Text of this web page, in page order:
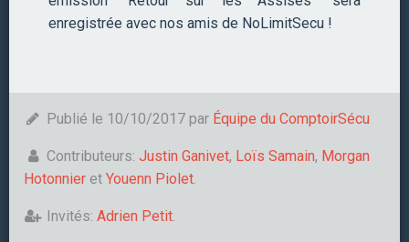
enregistrée avec nos amis de NoLimitSecu !
Publié le 10/10/2017 par Équipe du ComptoirSécu
Contributeurs: Justin Ganivet, Loïs Samain, Morgan
Hotonnier et Youenn Piolet
Invités: Adrien Petit.